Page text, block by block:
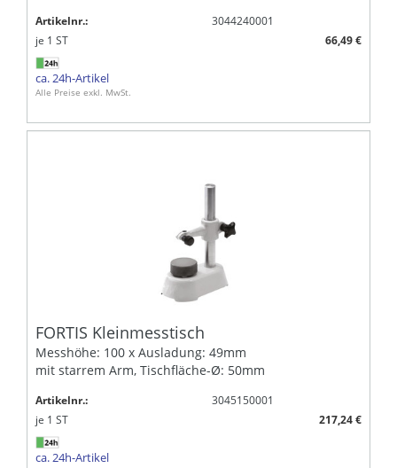
Artikelnr.:
3044240001
je 1 ST 66,49 €
ca. 24h-Artikel
Alle Preise exkl. MwSt.
FORTIS Kleinmesstisch
Messhöhe: 100 x Ausladung: 49mm
mit starrem Arm, Tischfläche-Ø: 50mm
Artikelnr.:
3045150001
je 1 ST 217,24 €
ca. 24h-Artikel